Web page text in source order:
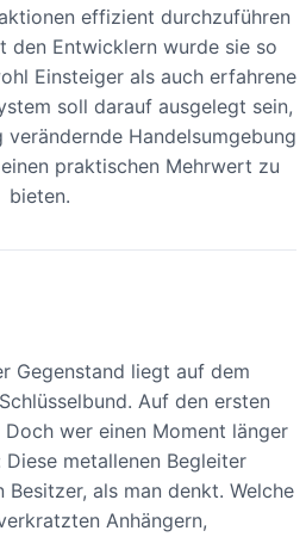
effizient durchzuführen
den Entwicklern wurde sie so
Einsteiger als auch erfahrene
soll darauf ausgelegt sein,
Handelsumgebung
praktischen Mehrwert zu
bieten.
Gegenstand liegt auf dem
Auf den ersten
wer einen Moment länger
metallenen Begleiter
als man denkt. Welche
Anhängern,